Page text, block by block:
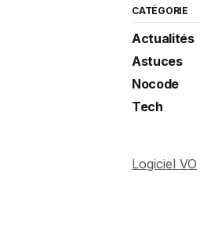
CATÉGORIE
Actualités
Astuces
Nocode
Tech
Logiciel VO